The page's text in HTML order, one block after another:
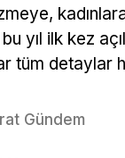
yıl ilk kez
tüm detaylar
Gündem